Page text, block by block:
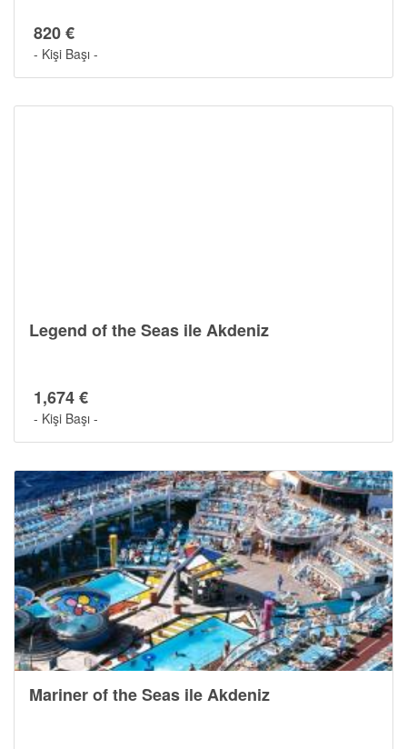
820 €
- Kişi Başı -
Legend of the Seas ile Akdeniz
1,674 €
- Kişi Başı -
Mariner of the Seas ile Akdeniz